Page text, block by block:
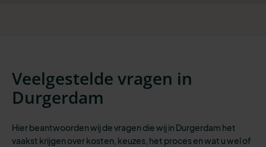
Veelgestelde vragen in
Durgerdam
Hier beantwoorden wij de vragen die wij in Durgerdam het
vaakst krijgen over kosten, keuzes, het proces en wat u wel of